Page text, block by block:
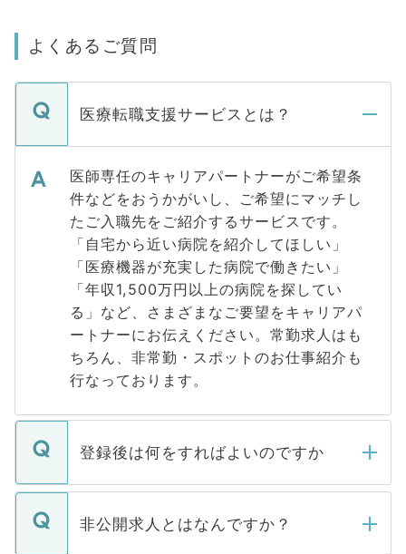
よくあるご質問
医療転職支援サービスとは？
医師専任のキャリアパートナーがご希望条
件などをおうかがいし、ご希望にマッチし
たご入職先をご紹介するサービスです。
「自宅から近い病院を紹介してほしい」
「医療機器が充実した病院で働きたい」
「年収1,500万円以上の病院を探してい
る」など、さまざまなご要望をキャリアパ
ートナーにお伝えください。常勤求人はも
ちろん、非常勤・スポットのお仕事紹介も
行なっております。
登録後は何をすればよいのですか
ご登録いただきましたら、弊社担当者がご
登録内容を確認し、その後メールもしくは
非公開求人とはなんですか？